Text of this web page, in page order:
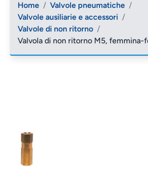
Home / Valvole pneumatiche /
Valvole ausiliarie e accessori /
Valvole di non ritorno /
Valvola di non ritorno M5, femmina-